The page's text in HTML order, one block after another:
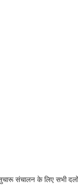
संचालन के लिए सभी